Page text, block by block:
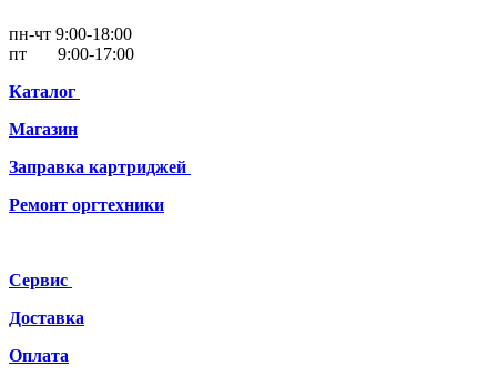
пн-чт 9:00-18:00
пт 9:00-17:00
Каталог
Магазин
Заправка картриджей
Ремонт оргтехники
Сервис
Доставка
Оплата